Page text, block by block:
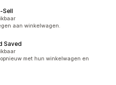
aan winkelwagen.
Saved
met hun winkelwagen en